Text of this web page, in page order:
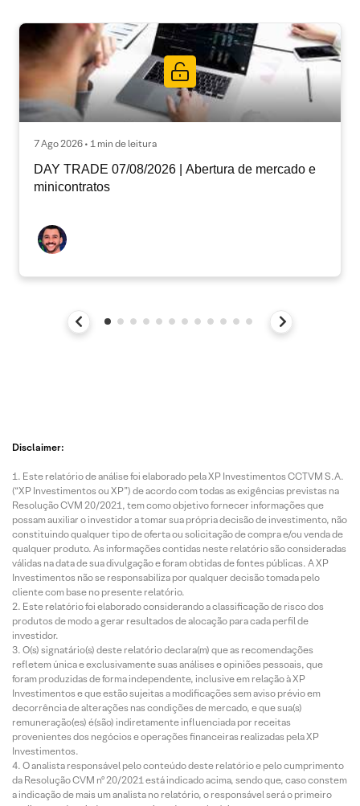
7 Ago 2026 • 1 min de leitura
DAY TRADE 07/08/2026 | Abertura de mercado e
minicontratos
Disclaimer:
Este relatório de análise foi elaborado pela XP Investimentos CCTVM S.A.
(“XP Investimentos ou XP”) de acordo com todas as exigências previstas na
Resolução CVM 20/2021, tem como objetivo fornecer informações que
possam auxiliar o investidor a tomar sua própria decisão de investimento, não
constituindo qualquer tipo de oferta ou solicitação de compra e/ou venda de
qualquer produto. As informações contidas neste relatório são consideradas
válidas na data de sua divulgação e foram obtidas de fontes públicas. A XP
Investimentos não se responsabiliza por qualquer decisão tomada pelo
cliente com base no presente relatório.
Este relatório foi elaborado considerando a classificação de risco dos
produtos de modo a gerar resultados de alocação para cada perfil de
investidor.
O(s) signatário(s) deste relatório declara(m) que as recomendações
refletem única e exclusivamente suas análises e opiniões pessoais, que
foram produzidas de forma independente, inclusive em relação à XP
Investimentos e que estão sujeitas a modificações sem aviso prévio em
decorrência de alterações nas condições de mercado, e que sua(s)
remuneração(es) é(são) indiretamente influenciada por receitas
provenientes dos negócios e operações financeiras realizadas pela XP
Investimentos.
O analista responsável pelo conteúdo deste relatório e pelo cumprimento
da Resolução CVM nº 20/2021 está indicado acima, sendo que, caso constem
a indicação de mais um analista no relatório, o responsável será o primeiro